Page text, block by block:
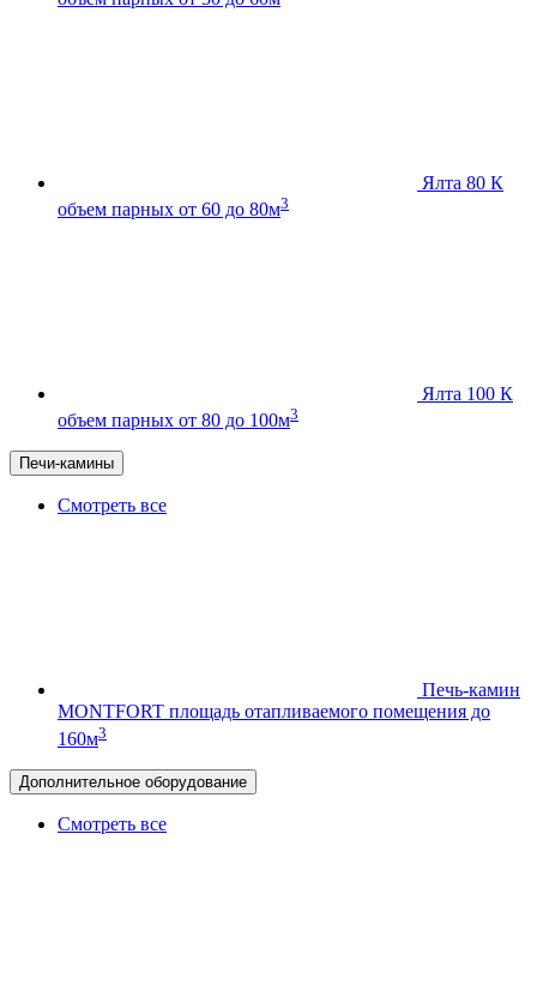
Ялта 80 К
объем парных от 60 до 80м3
Ялта 100 К
объем парных от 80 до 100м3
Печи-камины
Смотреть все
Печь-камин
MONTFORT площадь отапливаемого помещения до
160м3
Дополнительное оборудование
Смотреть все